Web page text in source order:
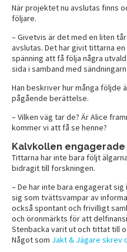
När projektet nu avslutas finns
följare.
– Givetvis är det med en liten
avslutas. Det har givit tittarna
spänning att få följa några
sida i samband med
Han beskriver hur många följde
pågående berättelse.
– Vilken väg tar de? Är Alice
kommer vi att få se henne?
Kalvkollen engagerade
Tittarna har inte bara följt
bidragit till forskningen.
– De har inte bara engagerat
sig som tvättsvampar av
också spontant och frivilligt
och öronmärkts för att
Stenbacka varit ut och tittat till
Något som Jakt & Jägare skrev